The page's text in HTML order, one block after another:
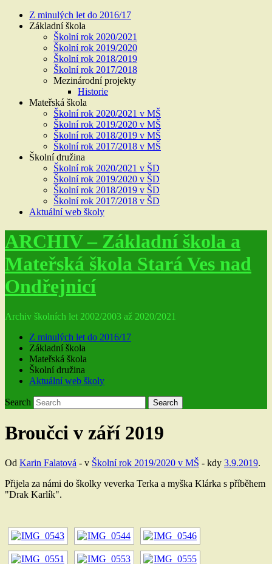
Z minulých let do 2016/17
Základní škola
Školní rok 2020/2021
Školní rok 2019/2020
Školní rok 2018/2019
Školní rok 2017/2018
Mezinárodní projekty
Historie
Mateřská škola
Školní rok 2020/2021 v MŠ
Školní rok 2019/2020 v MŠ
Školní rok 2018/2019 v MŠ
Školní rok 2017/2018 v MŠ
Školní družina
Školní rok 2020/2021 v ŠD
Školní rok 2019/2020 v ŠD
Školní rok 2018/2019 v ŠD
Školní rok 2017/2018 v ŠD
Aktuální web školy
ARCHIV – Základní škola a
Mateřská škola Stará Ves nad
Ondřejnicí
Archiv školních let 2002/2003 až 2020/2021
Z minulých let do 2016/17
Základní škola
Mateřská škola
Školní družina
Aktuální web školy
Search Search
Broučci v září 2019
Od Karin Falatová - v Školní rok 2019/2020 v MŠ - kdy 3.9.2019.
Přijela za námi do školky veverka Terka a myška Klárka s příběhem
"Drak Karlík".